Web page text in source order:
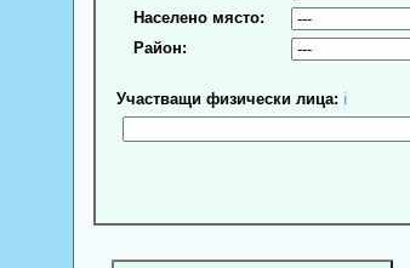
Населено място:
Район:
Участващи физически лица: ℹ